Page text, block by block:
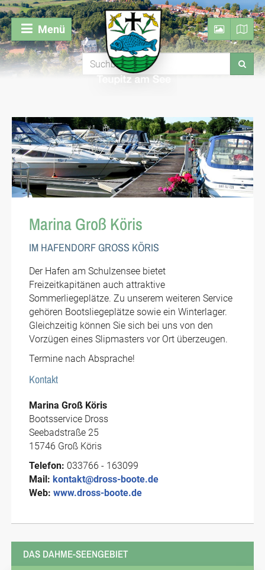
Menü
Marina Groß Köris
IM HAFENDORF GROSS KÖRIS
Der Hafen am Schulzensee bietet
Freizeitkapitänen auch attraktive
Sommerliegeplätze. Zu unserem weiteren Service
gehören Bootsliegeplätze sowie ein Winterlager.
Gleichzeitig können Sie sich bei uns von den
Vorzügen eines Slipmasters vor Ort überzeugen.
Termine nach Absprache!
Kontakt
Marina Groß Köris
Bootsservice Dross
Seebadstraße 25
15746 Groß Köris
Telefon: 033766 - 163099
Mail: kontakt@dross-boote.de
Web: www.dross-boote.de
DAS DAHME-SEENGEBIET